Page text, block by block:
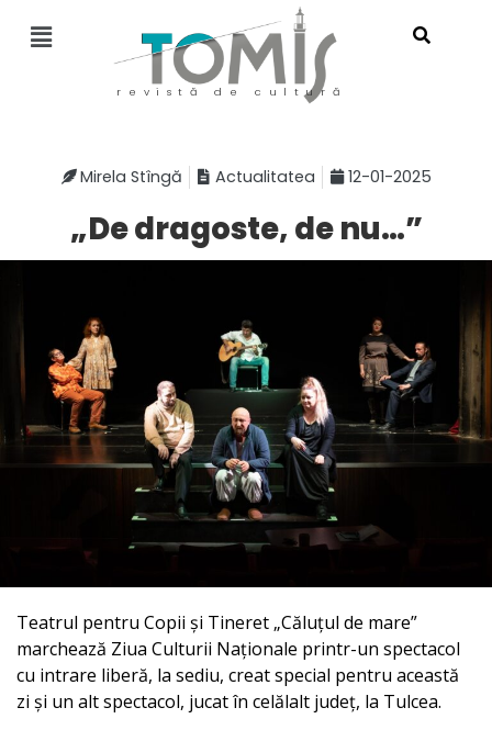
revistă de cultură
Mirela Stîngă Actualitatea 12-01-2025
„De dragoste, de nu…”
Teatrul pentru Copii și Tineret „Căluțul de mare”
marchează Ziua Culturii Naționale printr-un spectacol
cu intrare liberă, la sediu, creat special pentru această
zi și un alt spectacol, jucat în celălalt județ, la Tulcea.